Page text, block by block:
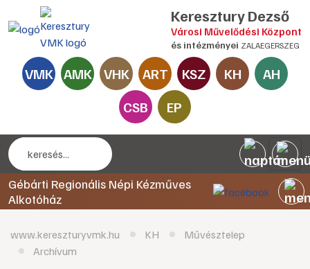
Keresztury Dezső
Városi Művelődési Központ
és intézményei ZALAEGERSZEG
VMK AMK VHK ART KSZ KH
AH
CSB
EP
Gébárti Regionális Népi Kézműves
Alkotóház
www.kereszturyvmk.hu KH
Művésztelep
Archívum